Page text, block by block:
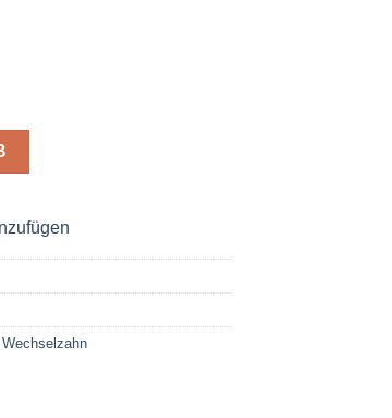
30 Z= 64 WZ Menge
Wechselzahn